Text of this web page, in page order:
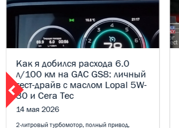
Как я добился расхода 6.0
л/100 км на GAC GS8: личный
тест-драйв с маслом Lopal 5W-
30 и Cera Tec
14 мая 2026
2-литровый турбомотор, полный привод,